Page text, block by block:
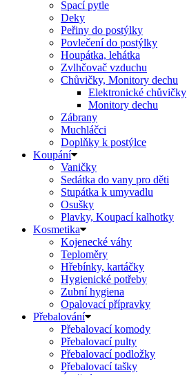
Spací pytle
Deky
Peřiny do postýlky
Povlečení do postýlky
Houpátka, lehátka
Zvlhčovač vzduchu
Chůvičky, Monitory dechu
Elektronické chůvičky
Monitory dechu
Zábrany
Muchláčci
Doplňky k postýlce
Koupání
Vaničky
Sedátka do vany pro děti
Stupátka k umyvadlu
Osušky
Plavky, Koupací kalhotky
Kosmetika
Kojenecké váhy
Teploměry
Hřebínky, kartáčky
Hygienické potřeby
Zubní hygiena
Opalovací přípravky
Přebalování
Přebalovací komody
Přebalovací pulty
Přebalovací podložky
Přebalovací tašky